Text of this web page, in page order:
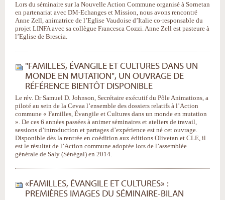
Lors du séminaire sur la Nouvelle Action Commune organisé à Sornetan
en partenariat avec DM-Echanges et Mission, nous avons rencontré
Anne Zell, animatrice de l’Eglise Vaudoise d’Italie co-responsable du
projet LINFA avec sa collègue Francesca Cozzi. Anne Zell est pasteure à
l’Eglise de Brescia.
"FAMILLES, ÉVANGILE ET CULTURES DANS UN
MONDE EN MUTATION", UN OUVRAGE DE
RÉFÉRENCE BIENTÔT DISPONIBLE
Le rév. Dr Samuel D. Johnson, Secrétaire exécutif du Pôle Animations, a
piloté au sein de la Cevaa l’ensemble des dossiers relatifs à l’Action
commune « Familles, Évangile et Cultures dans un monde en mutation
». De ces 6 années passées à animer séminaires et ateliers de travail,
sessions d’introduction et partages d’expérience est né cet ouvrage.
Disponible dès la rentrée en coédition aux éditions Olivetan et CLE, il
est le résultat de l’Action commune adoptée lors de l’assemblée
générale de Saly (Sénégal) en 2014.
«FAMILLES, ÉVANGILE ET CULTURES» :
PREMIÈRES IMAGES DU SÉMINAIRE-BILAN